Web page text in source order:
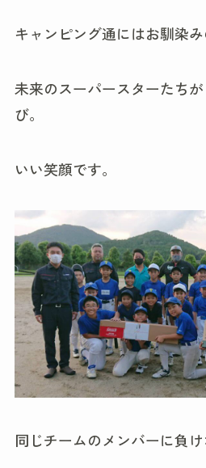
キャンピング通にはお馴染み
未来のスーパースターたち
び。
いい笑顔です。
同じチームのメンバーに負け